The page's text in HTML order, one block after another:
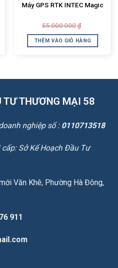
Máy GPS RTK INTEC Magic
55.000.000 ₫
là:
tại
là:
THÊM VÀO GIỎ HÀNG
TƯ THƯƠNG MẠI 58
nghiệp số : 0110713518
Sở Kế Hoạch Đầu Tư
Văn Khê, Phường Hà Đông,
911